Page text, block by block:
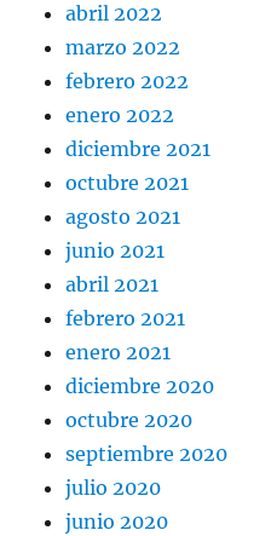
abril 2022
marzo 2022
febrero 2022
enero 2022
diciembre 2021
octubre 2021
agosto 2021
junio 2021
abril 2021
febrero 2021
enero 2021
diciembre 2020
octubre 2020
septiembre 2020
julio 2020
junio 2020